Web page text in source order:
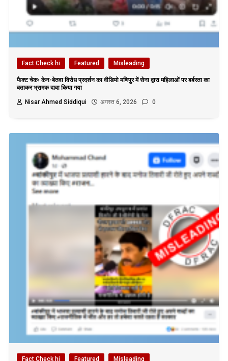
Fact Check hi Featured Misleading
फैक्ट चेकः केन-बेतवा विरोध प्रदर्शन का वीडियो मणिपुर में सेना द्वारा महिलाओं पर बर्बरता का
बताकर भ्रामक दावा किया गया
Nisar Ahmed Siddiqui
अगस्त 6, 2026 0
Fact Check hi Featured Misleading